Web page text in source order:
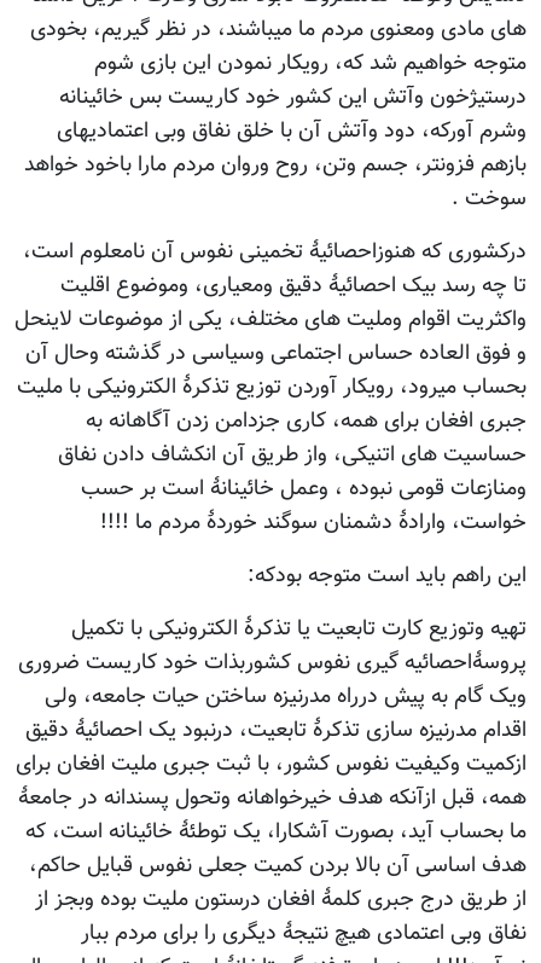
ومعنوی مردم ما میباشند، در نظر گیریم، بخودی
شد که، رویکار نمودن این بازی شوم
وآتش این کشور خود کاریست بس خائینانه
دود وآتش آن با خلق نفاق وبی اعتمادیهای
جسم وتن، روح وروان مردم مارا باخود خواهد
.
که هنوزاحصائیۀ تخمینی نفوس آن نامعلوم است،
بیک احصائیۀ دقیق ومعیاری، وموضوع اقلیت
اقوام وملیت های مختلف، یکی از موضوعات لاینحل
حساس اجتماعی وسیاسی در گذشته وحال آن
رویکار آوردن توزیع تذکرۀ الکترونیکی با ملیت
برای همه، کاری جزدامن زدن آگاهانه به
های اتنیکی، واز طریق آن انکشاف دادن نفاق
قومی نبوده ، وعمل خائینانۀ است بر حسب
وارادۀ دشمنان سوگند خوردۀ مردم ما !!!!
باید است متوجه بودکه:
کارت تابعیت یا تذکرۀ الکترونیکی با تکمیل
گیری نفوس کشوربذات خود کاریست ضروری
به پیش درراه مدرنیزه ساختن حیات جامعه، ولی
سازی تذکرۀ تابعیت، درنبود یک احصائیۀ دقیق
وکیفیت نفوس کشور، با ثبت جبری ملیت افغان برای
ازآنکه هدف خیرخواهانه وتحول پسندانه در جامعۀ
آید، بصورت آشکارا، یک توطئۀ خائینانه است، که
آن بالا بردن کمیت جعلی نفوس قبایل حاکم،
درج جبری کلمۀ افغان درستون ملیت بوده وبجز از
اعتمادی هیچ نتیجۀ دیگری را برای مردم ببار